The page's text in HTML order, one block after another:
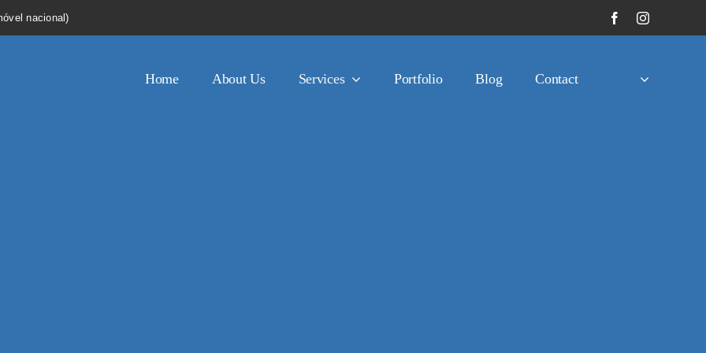
nacional)
Home About Us Services Portfolio Blog Contact